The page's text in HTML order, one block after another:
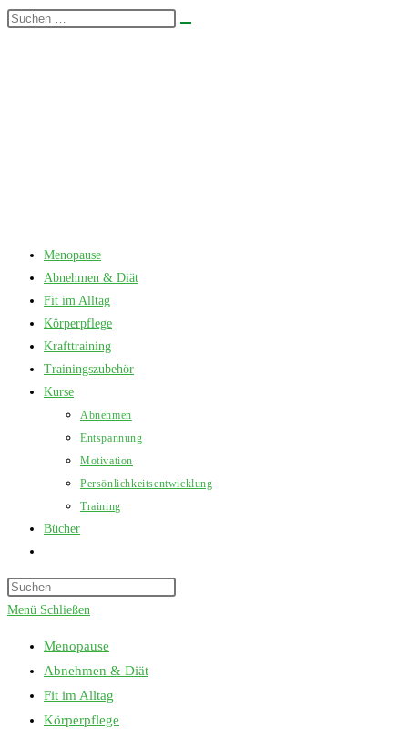
Zum
Diese
Menopause
Abnehmen & Diät
Fit im Alltag
Körperpflege
Krafttraining
Trainingszubehör
Kurse
Abnehmen
Entspannung
Motivation
Persönlichkeitsentwicklung
Training
Bücher
umschalten
Menü Schließen
Menopause
Abnehmen & Diät
Fit im Alltag
Körperpflege